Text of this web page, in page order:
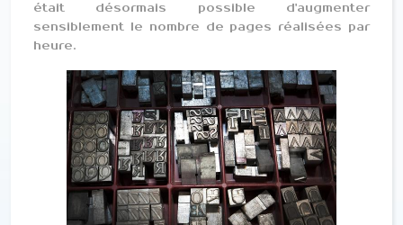
était désormais possible d'augmenter
sensiblement le nombre de pages réalisées par
heure.